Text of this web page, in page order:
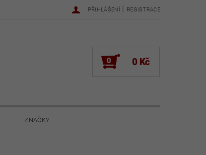
PŘIHLÁŠENÍ | REGISTRACE
0 0 Kč
ZNAČKY